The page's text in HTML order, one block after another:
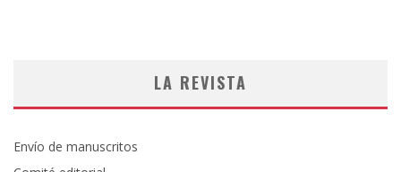
LA REVISTA
Envío de manuscritos